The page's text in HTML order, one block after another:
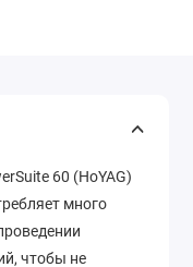
60 (HoYAG)
много
чтобы не